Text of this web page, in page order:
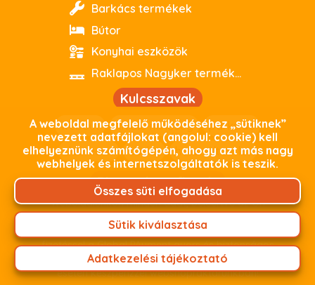
Barkács termékek
Bútor
Konyhai eszközök
Raklapos Nagyker termékeink
Kulcsszavak
webout kiváló minőség
parkside
debrecen
outlet használtoutlet
Biztonságos fizetés
Weboldalunkon minden adat, beleértve az Ön
személyes adatait, titkosított kapcsolaton keresztül
zajlik. Termékeink árát fizetheti online bankkártyás
fizetéssel a Global PAyment gyors és biztonságos
fizetési felületünkön keresztül, vagy személyes átvétel
esetén készpénzzel webshopraktárunkban!
A weboldal megfelelő működéséhez „sütiknek”
nevezett adatfájlokat (angolul: cookie) kell
elhelyeznünk számítógépén, ahogy azt más nagy
webhelyek és internetszolgáltatók is teszik.
Összes süti elfogadása
Sütik kiválasztása
Adatkezelési tájékoztató